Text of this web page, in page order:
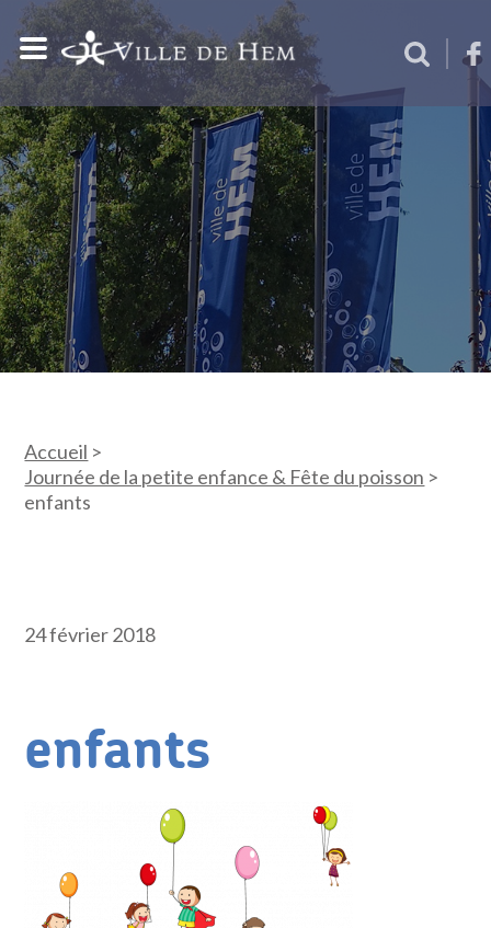
Accueil >
Journée de la petite enfance & Fête du poisson >
enfants
24 février 2018
enfants